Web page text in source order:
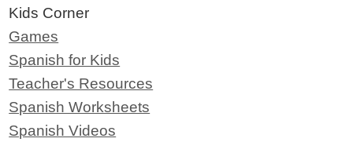
Kids Corner
Games
Spanish for Kids
Teacher's Resources
Spanish Worksheets
Spanish Videos